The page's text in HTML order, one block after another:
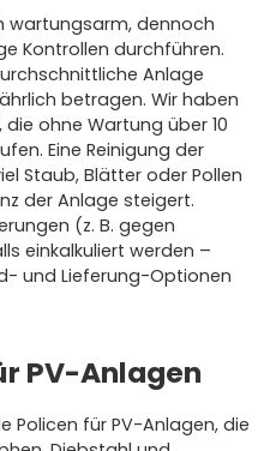
wartungsarm, dennoch
Kontrollen durchführen.
Anlage
betragen. Wir haben
ohne Wartung über 10
Eine Reinigung der
Staub, Blätter oder Pollen
der Anlage steigert.
(z. B. gegen
einkalkuliert werden –
und Lieferung-Optionen
PV-Anlagen
Policen für PV-Anlagen, die